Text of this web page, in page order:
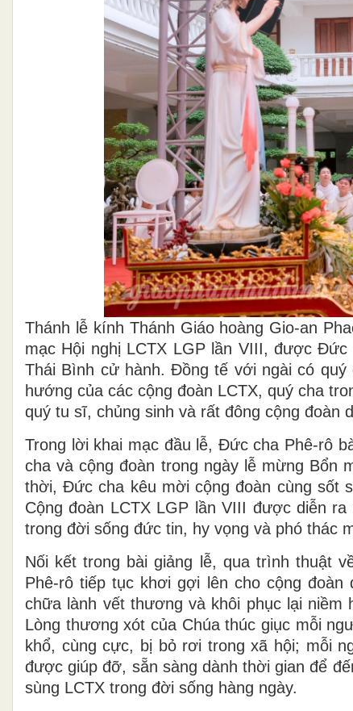
Thánh lễ kính Thánh Giáo hoàng Gio-an
mạc Hội nghị LCTX LGP lần VIII, được
Thái Bình cử hành. Đồng tế với ngài có
hướng của các cộng đoàn LCTX, quý cha
quý tu sĩ, chủng sinh và rất đông cộng đoàn
Trong lời khai mạc đầu lễ, Đức cha Phê-rô
cha và cộng đoàn trong ngày lễ mừng Bổn
thời, Đức cha kêu mời cộng đoàn cùng sốt
Cộng đoàn LCTX LGP lần VIII được diễn
trong đời sống đức tin, hy vọng và phó thác
Nối kết trong bài giảng lễ, qua trình thuật
Phê-rô tiếp tục khơi gợi lên cho cộng
chữa lành vết thương và khôi phục lại
Lòng thương xót của Chúa thúc giục mỗi
khổ, cùng cực, bị bỏ rơi trong xã hội; mỗi
được giúp đỡ, sẵn sàng dành thời gian để
sùng LCTX trong đời sống hàng ngày.